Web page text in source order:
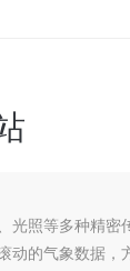
光照等多种精密
动的气象数据，